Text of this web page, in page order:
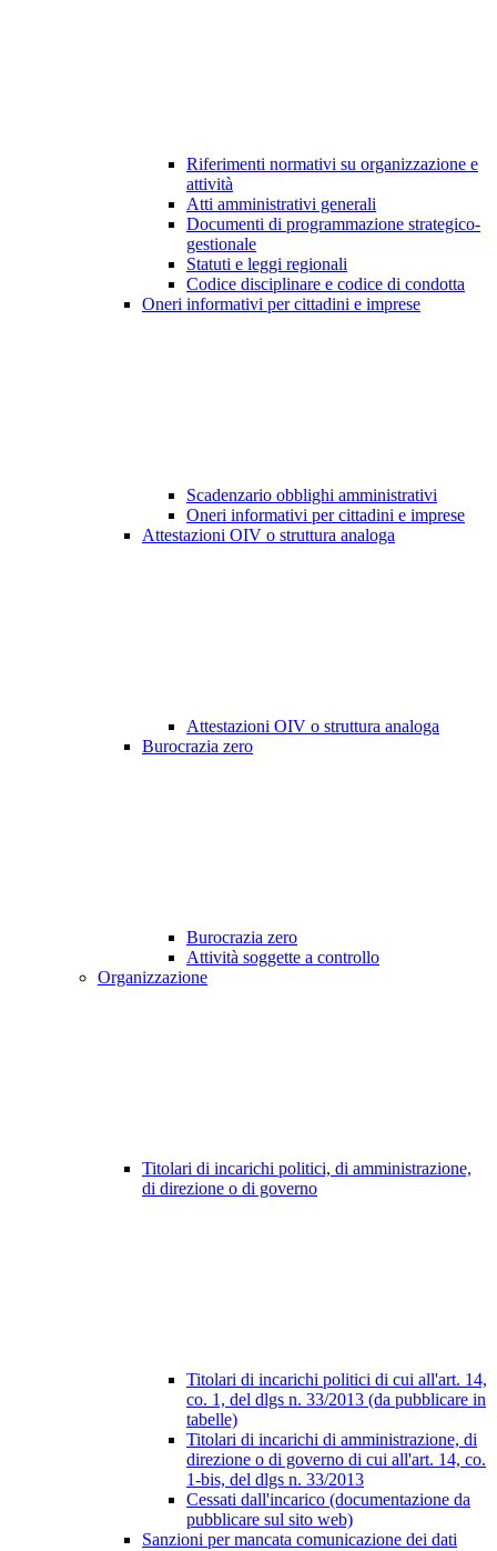
Riferimenti normativi su organizzazione e
attività
Atti amministrativi generali
Documenti di programmazione strategico-
gestionale
Statuti e leggi regionali
Codice disciplinare e codice di condotta
Oneri informativi per cittadini e imprese
Scadenzario obblighi amministrativi
Oneri informativi per cittadini e imprese
Attestazioni OIV o struttura analoga
Attestazioni OIV o struttura analoga
Burocrazia zero
Burocrazia zero
Attività soggette a controllo
Organizzazione
Titolari di incarichi politici, di amministrazione,
di direzione o di governo
Titolari di incarichi politici di cui all'art. 14,
co. 1, del dlgs n. 33/2013 (da pubblicare in
tabelle)
Titolari di incarichi di amministrazione, di
direzione o di governo di cui all'art. 14, co.
1-bis, del dlgs n. 33/2013
Cessati dall'incarico (documentazione da
pubblicare sul sito web)
Sanzioni per mancata comunicazione dei dati